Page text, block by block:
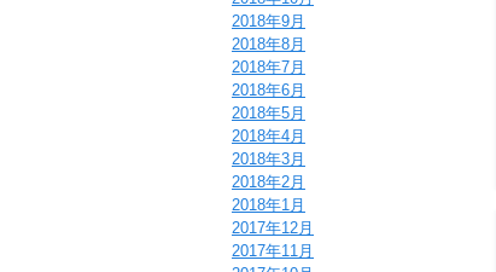
2018年9月
2018年8月
2018年7月
2018年6月
2018年5月
2018年4月
2018年3月
2018年2月
2018年1月
2017年12月
2017年11月